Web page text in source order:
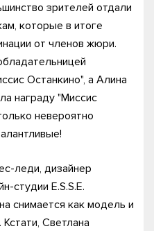
зрителей отдали
которые в итоге
от членов жюри.
Останкино", а Алина
награду "Миссис
невероятно
леди, дизайнер
студии E.S.S.E.
снимается как модель и
Светлана